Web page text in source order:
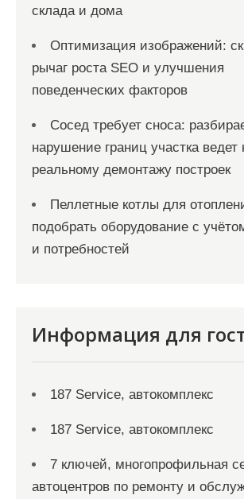
склада и дома
Оптимизация изображений:
рычаг роста SEO и улучшения
поведенческих факторов
Сосед требует сноса:
нарушение границ участка ведет
реальному демонтажу построек
Пеллетные котлы для
подобрать оборудование с
и потребностей
Информация для
187 Service, автокомплекс
187 Service, автокомплекс
7 ключей, многопрофильная
автоцентров по ремонту и